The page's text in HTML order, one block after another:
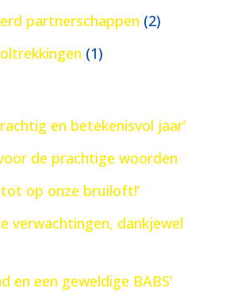
partnerschappen (2)
(1)
en betekenisvol jaar’
de prachtige woorden
tot op onze bruiloft!’
verwachtingen, dankjewel
en een geweldige BABS’